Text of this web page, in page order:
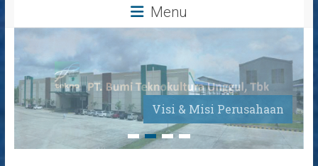
Teknokultura
Unggul,
Tbk
Menu
Visi & Misi Perusahaan